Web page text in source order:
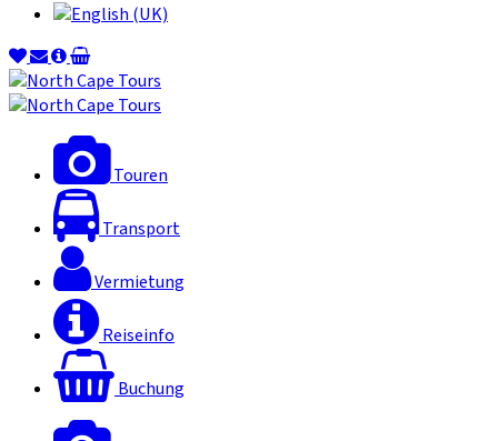
Touren
Transport
Vermietung
Reiseinfo
Buchung